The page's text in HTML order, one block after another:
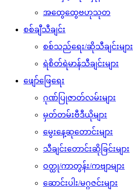
အထွေထွေဗဟုသုတ
စစ်ချီသီချင်း
စစ်သည်ရေး/ဆိုသီချင်းများ
ရဲစိတ်ရဲမာန်သီချင်းများ
ဖျော်ဖြေရေး
ဂုဏ်ပြုဇာတ်လမ်းများ
မှတ်တမ်းဗီဒီယိုများ
မွေးနေ့ဆုတောင်းများ
သီချင်းတောင်းဆိုခြင်းများ
ဝတ္ထု/ကာတွန်း/ကဗျာများ
ဆောင်းပါး/မဂ္ဂဇင်းများ